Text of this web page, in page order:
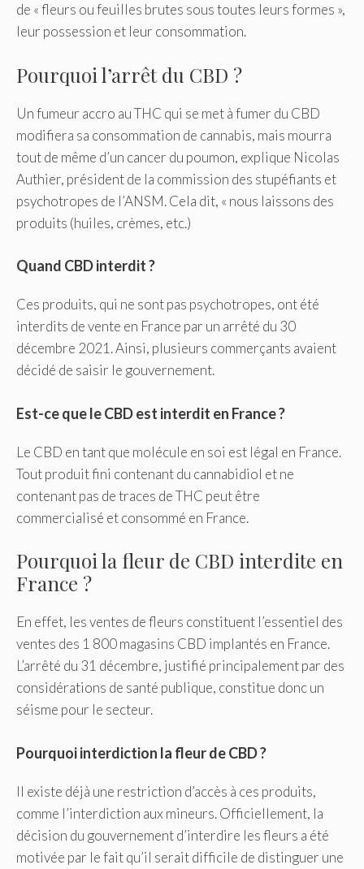
de « fleurs ou feuilles brutes sous toutes leurs formes »,
leur possession et leur consommation.
Pourquoi l’arrêt du CBD ?
Un fumeur accro au THC qui se met à fumer du CBD
modifiera sa consommation de cannabis, mais mourra
tout de même d’un cancer du poumon, explique Nicolas
Authier, président de la commission des stupéfiants et
psychotropes de l’ANSM. Cela dit, « nous laissons des
produits (huiles, crèmes, etc.)
Quand CBD interdit ?
Ces produits, qui ne sont pas psychotropes, ont été
interdits de vente en France par un arrêté du 30
décembre 2021. Ainsi, plusieurs commerçants avaient
décidé de saisir le gouvernement.
Est-ce que le CBD est interdit en France ?
Le CBD en tant que molécule en soi est légal en France.
Tout produit fini contenant du cannabidiol et ne
contenant pas de traces de THC peut être
commercialisé et consommé en France.
Pourquoi la fleur de CBD interdite en
France ?
En effet, les ventes de fleurs constituent l’essentiel des
ventes des 1 800 magasins CBD implantés en France.
L’arrêté du 31 décembre, justifié principalement par des
considérations de santé publique, constitue donc un
séisme pour le secteur.
Pourquoi interdiction la fleur de CBD ?
Il existe déjà une restriction d’accès à ces produits,
comme l’interdiction aux mineurs. Officiellement, la
décision du gouvernement d’interdire les fleurs a été
motivée par le fait qu’il serait difficile de distinguer une